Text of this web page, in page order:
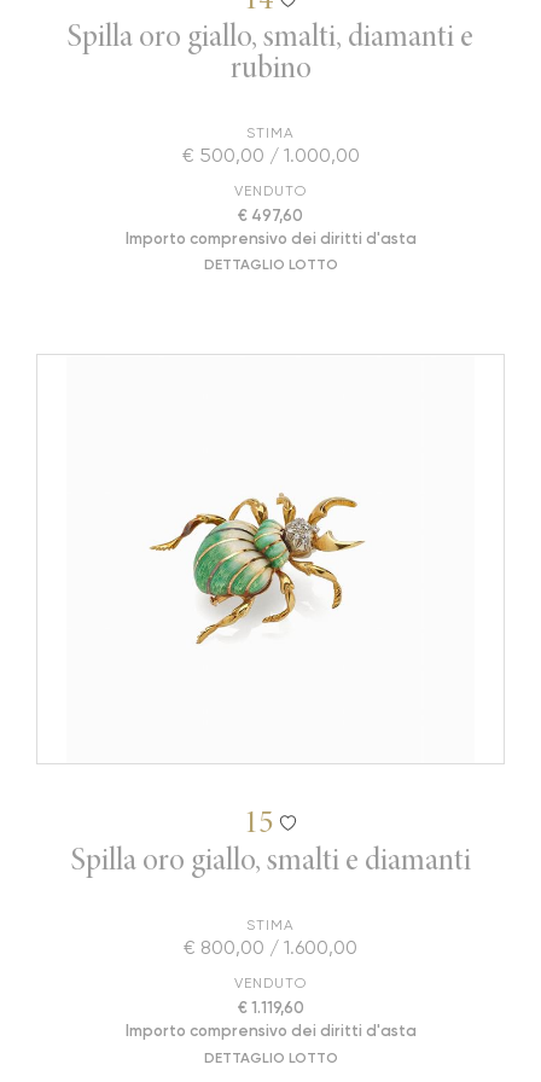
Spilla oro giallo, smalti, diamanti e
rubino
STIMA
€ 500,00 / 1.000,00
VENDUTO
€ 497,60
Importo comprensivo dei diritti d'asta
DETTAGLIO LOTTO
15
Spilla oro giallo, smalti e diamanti
STIMA
€ 800,00 / 1.600,00
VENDUTO
€ 1.119,60
Importo comprensivo dei diritti d'asta
DETTAGLIO LOTTO